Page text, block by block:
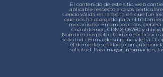
El contenido de este sitio web
aplicable respecto a casos
siendo válida en la fecha en que fue
que nos ha otorgado para el
mecanismo: En ambos casos,
Cuauhtémoc, CDMX, 06760 y
Nombre completo • Correo electrónico
solicitud • Firma de su puño y letra •
el domicilio señalado con
solicitud. Para mayor información,